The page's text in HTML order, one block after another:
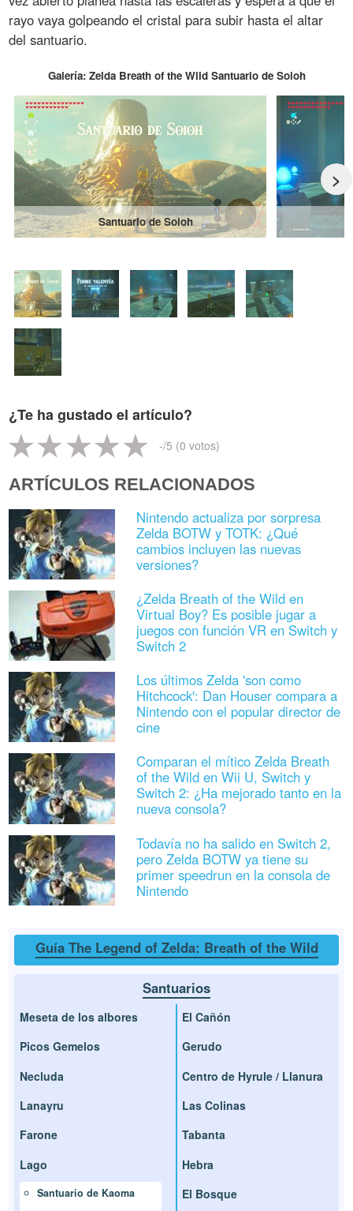
rayo vaya golpeando el cristal para subir hasta el altar
del santuario.
Galería: Zelda Breath of the Wild Santuario de Soioh
>
Santuario de Soioh
¿Te ha gustado el artículo?
-/5 (0 votos)
ARTÍCULOS RELACIONADOS
Nintendo actualiza por sorpresa
Zelda BOTW y TOTK: ¿Qué
cambios incluyen las nuevas
versiones?
¿Zelda Breath of the Wild en
Virtual Boy? Es posible jugar a
juegos con función VR en Switch y
Switch 2
Los últimos Zelda 'son como
Hitchcock': Dan Houser compara a
Nintendo con el popular director de
cine
Comparan el mítico Zelda Breath
of the Wild en Wii U, Switch y
Switch 2: ¿Ha mejorado tanto en la
nueva consola?
Todavía no ha salido en Switch 2,
pero Zelda BOTW ya tiene su
primer speedrun en la consola de
Nintendo
Guía The Legend of Zelda: Breath of the Wild
Santuarios
Meseta de los albores
Picos Gemelos
Necluda
Lanayru
Farone
Lago
Santuario de Kaoma
El Cañón
Gerudo
Centro de Hyrule / Llanura
Las Colinas
Tabanta
Hebra
El Bosque